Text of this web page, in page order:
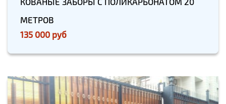
МЕТРОВ
135 000 руб